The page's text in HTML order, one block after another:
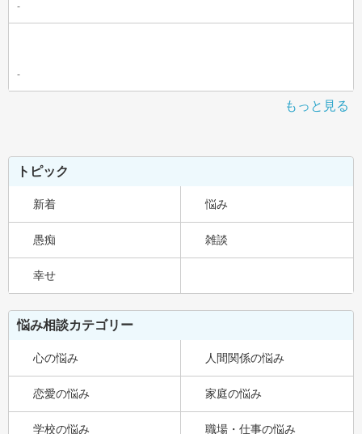
-
-
もっと見る
トピック
新着 悩み
愚痴 雑談
幸せ
悩み相談カテゴリー
心の悩み 人間関係の悩み
恋愛の悩み 家庭の悩み
学校の悩み 職場・仕事の悩み